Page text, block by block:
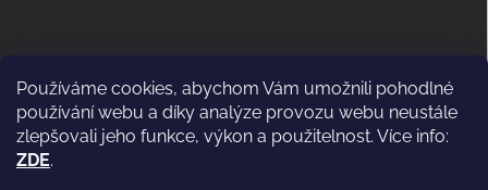
Používáme cookies, abychom Vám umožnili pohodlné
používání webu a díky analýze provozu webu neustále
zlepšovali jeho funkce, výkon a použitelnost. Více info:
ZDE.
ODSTOUPENÍ OD KUPNÍ SMLOUVY
(VRÁCENÍ)